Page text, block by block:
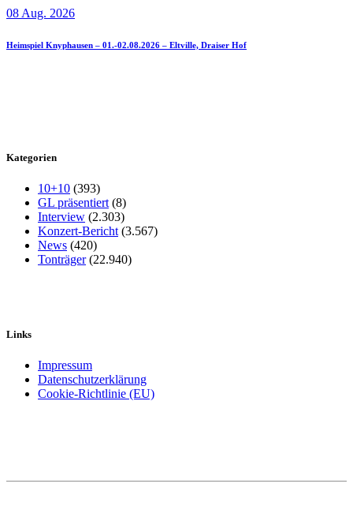
08 Aug. 2026
Heimspiel Knyphausen – 01.-02.08.2026 – Eltville, Draiser Hof
Kategorien
10+10 (393)
GL präsentiert (8)
Interview (2.303)
Konzert-Bericht (3.567)
News (420)
Tonträger(22.940)
Links
Impressum
Datenschutzerklärung
Cookie-Richtlinie (EU)